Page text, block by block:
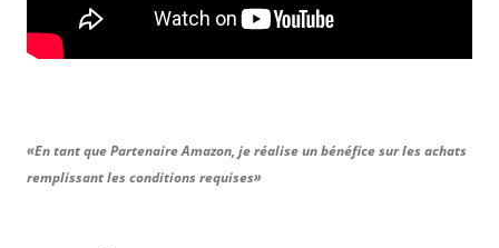
«En tant que Partenaire Amazon, je réalise un bénéfice sur les achats
remplissant les conditions requises»